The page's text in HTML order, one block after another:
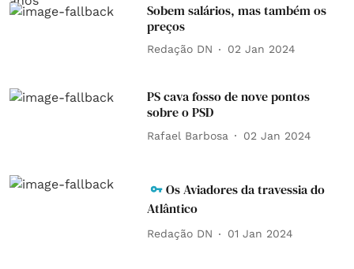
Sobem salários, mas também os
preços
Redação DN 02 Jan 2024
PS cava fosso de nove pontos
sobre o PSD
Rafael Barbosa 02 Jan 2024
Os Aviadores da travessia do
Atlântico
Redação DN 01 Jan 2024